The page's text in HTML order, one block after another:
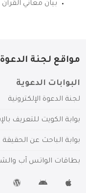
بيان معاني القرآن
مواقع لجنة الدعوة
البوابات الدعوية
لجنة الدعوة الإلكترونية
بوابة الكويت للتعريف
بوابة الباحث عن الحقيقة
بطاقات الواتس آب